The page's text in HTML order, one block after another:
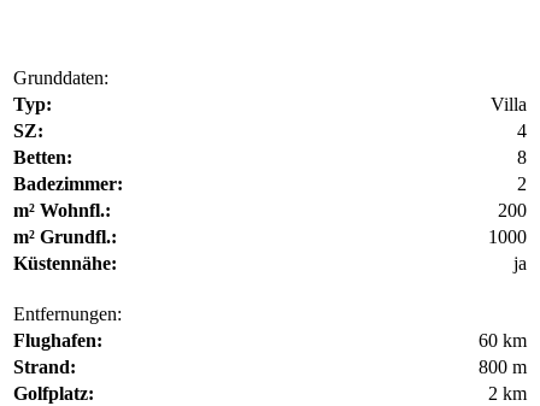
Grunddaten:
Typ:
Villa
SZ:
4
Betten:
8
Badezimmer:
2
m² Wohnfl.:
200
m² Grundfl.:
1000
Küstennähe:
ja
Entfernungen:
Flughafen:
60 km
Strand:
800 m
Golfplatz:
2 km